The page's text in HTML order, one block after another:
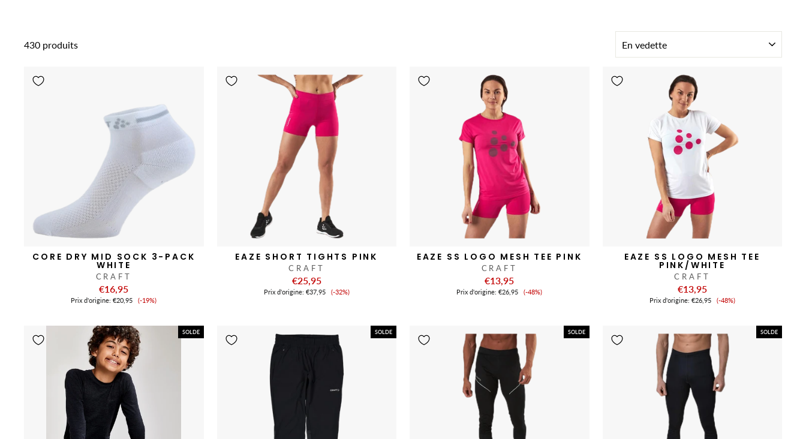
430 produits
TRIER
CORE DRY MID SOCK 3-PACK
WHITE
CRAFT
€16,95
Prix ​​d'origine:€20,95
Prix
(-19%)
EAZE SHORT TIGHTS PINK
CRAFT
€25,95
Prix ​​d'origine: €37,95
Prix
(-32%)
EAZE SS LOGO MESH TEE PINK
CRAFT
€13,95
Prix ​​d'origine:€26,95
Prix
(-48%)
EAZE SS LOGO MESH TEE
PINK/WHITE
CRAFT
€13,95
Prix ​​d'origine: €26,95
Prix
(-48%)
SOLDE SOLDE SOLDE SOLDE